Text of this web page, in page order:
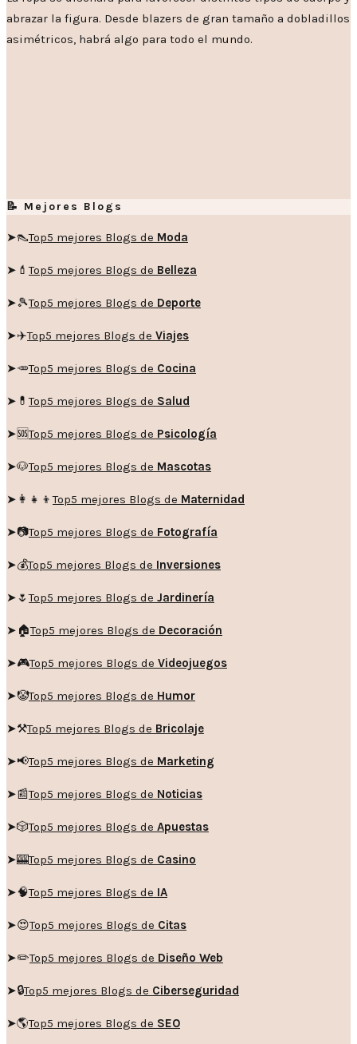
abrazar la figura. Desde blazers de gran tamaño a dobladillos
asimétricos, habrá algo para todo el mundo.
📝 Mejores Blogs
➤👠Top5 mejores Blogs de Moda
➤💄Top5 mejores Blogs de Belleza
➤🎾Top5 mejores Blogs de Deporte
➤✈️Top5 mejores Blogs de Viajes
➤🥕Top5 mejores Blogs de Cocina
➤💊Top5 mejores Blogs de Salud
➤🆘Top5 mejores Blogs de Psicología
➤🐶Top5 mejores Blogs de Mascotas
➤👩‍👧‍👦Top5 mejores Blogs de Maternidad
➤📷Top5 mejores Blogs de Fotografía
➤💰Top5 mejores Blogs de Inversiones
➤🌷Top5 mejores Blogs de Jardinería
➤🏠Top5 mejores Blogs de Decoración
➤🎮Top5 mejores Blogs de Videojuegos
➤🤡Top5 mejores Blogs de Humor
➤⚒️Top5 mejores Blogs de Bricolaje
➤📢Top5 mejores Blogs de Marketing
➤📰Top5 mejores Blogs de Noticias
➤🎲Top5 mejores Blogs de Apuestas
➤🎰Top5 mejores Blogs de Casino
➤🧠Top5 mejores Blogs de IA
➤😍Top5 mejores Blogs de Citas
➤✏️Top5 mejores Blogs de Diseño Web
➤🔒Top5 mejores Blogs de Ciberseguridad
➤🌎Top5 mejores Blogs de SEO